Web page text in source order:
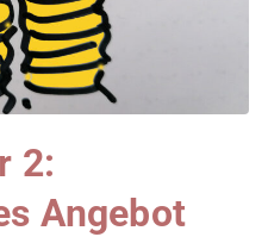
2:
Angebot